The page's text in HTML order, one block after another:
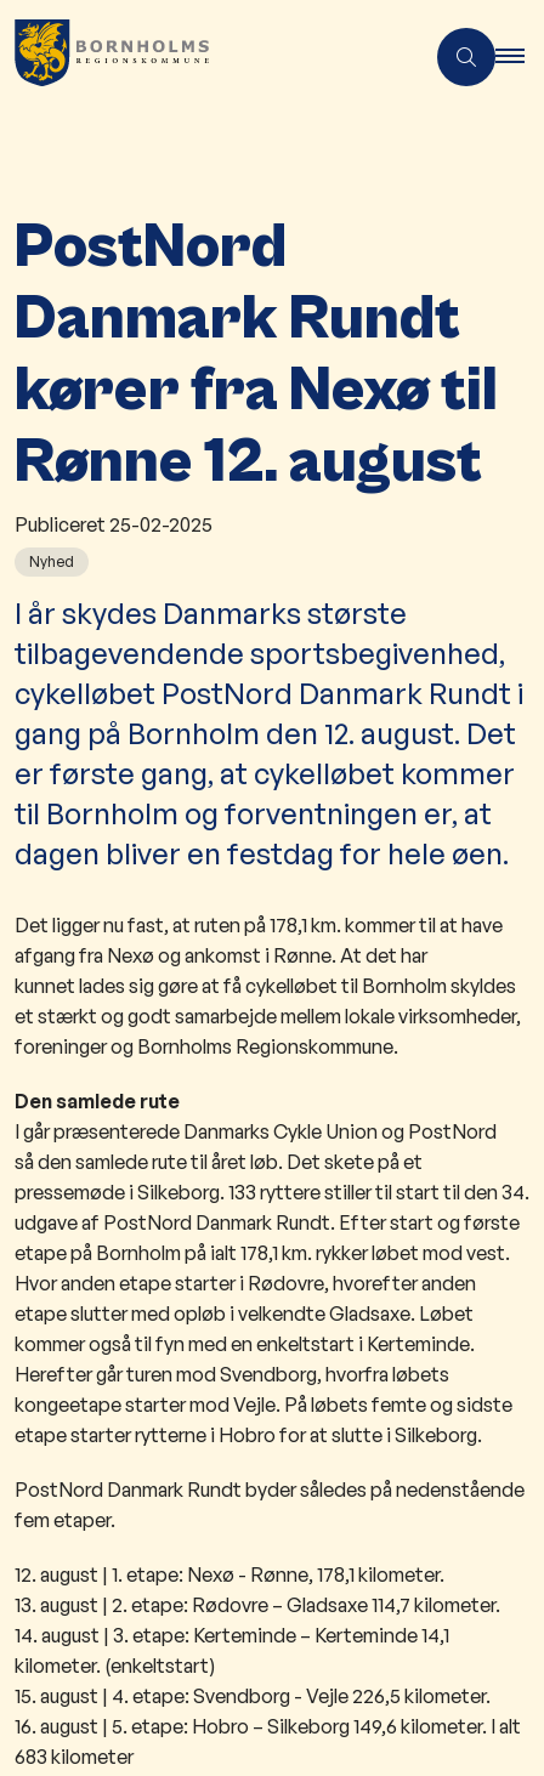
PostNord
Danmark Rundt
kører fra Nexø til
Rønne 12. august
Publiceret 25-02-2025
Nyhed
​​​​​I år skydes Danmarks største
tilbagevendende sportsbegivenhed,
cykelløbet PostNord Danmark Rundt i
gang på Bornholm den 12. august. Det
er første gang, at cykelløbet kommer
til Bornholm og forventningen er, at
dagen bliver en festdag for hele øen.
Det ligger nu fast, at ruten på 178,1 km. kommer til at have
afgang fra Nexø og ankomst i Rønne. At det har
kunnet lades sig gøre at få cykelløbet til Bornholm skyldes
et stærkt og godt samarbejde mellem lokale virksomheder,
foreninger og Bornholms Regionskommune.
Den samlede rute
I går præsenterede Danmarks Cykle Union og PostNord
så den samlede rute til året løb. Det skete på et
pressemøde i Silkeborg. 133 ryttere stiller til start til den 34.
udgave af PostNord Danmark Rundt. Efter start og første
etape på Bornholm på ialt 178,1 km. rykker løbet mod vest.
Hvor anden etape starter i Rødovre, hvorefter anden
etape slutter med opløb i velkendte Gladsaxe. Løbet
kommer også til fyn med en enkeltstart i Kerteminde.
Herefter går turen mod Svendborg, hvorfra løbets
kongeetape starter mod Vejle. På løbets femte og sidste
etape starter rytterne i Hobro for at slutte i Silkeborg.
PostNord Danmark Rundt byder således på nedenstående
fem etaper.
12. august | 1. etape: Nexø - Rønne, 178,1 kilometer.
13. august | 2. etape: Rødovre – Gladsaxe 114,7 kilometer.
14. august | 3. etape: Kerteminde – Kerteminde 14,1
kilometer. (enkeltstart)
15. august | 4. etape: Svendborg - Vejle 226,5 kilometer.
16. august | 5. etape: Hobro – Silkeborg 149,6 kilometer. I alt
683 kilometer